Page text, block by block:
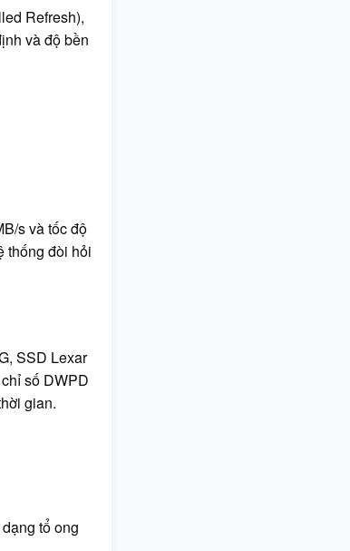
Refresh),
và độ bền
s và tốc độ
thống đòi hỏi
SSD Lexar
số DWPD
gian.
tổ ong